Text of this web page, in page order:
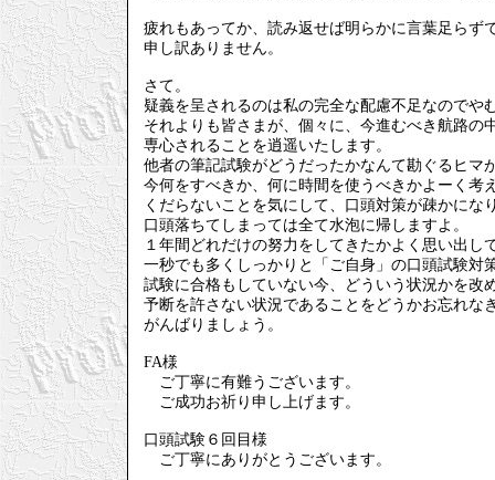
疲れもあってか、読み返せば明らかに言葉足らず
申し訳ありません。
さて。
疑義を呈されるのは私の完全な配慮不足なのでや
それよりも皆さまが、個々に、今進むべき航路の
専心されることを逍遥いたします。
他者の筆記試験がどうだったかなんて勘ぐるヒマ
今何をすべきか、何に時間を使うべきかよーく考
くだらないことを気にして、口頭対策が疎かにな
口頭落ちてしまっては全て水泡に帰しますよ。
１年間どれだけの努力をしてきたかよく思い出し
一秒でも多くしっかりと「ご自身」の口頭試験対
試験に合格もしていない今、どういう状況かを改
予断を許さない状況であることをどうかお忘れな
がんばりましょう。
FA様
ご丁寧に有難うございます。
ご成功お祈り申し上げます。
口頭試験６回目様
ご丁寧にありがとうございます。